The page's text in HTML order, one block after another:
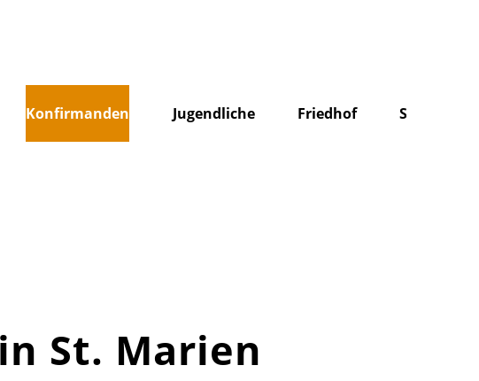
Konfirmanden Jugendliche Friedhof Stiftung
St. Marien